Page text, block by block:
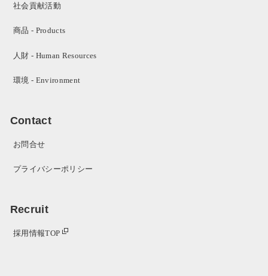
社会貢献活動
商品 - Products
人財 - Human Resources
環境 - Environment
Contact
お問合せ
プライバシーポリシー
Recruit
採用情報TOP